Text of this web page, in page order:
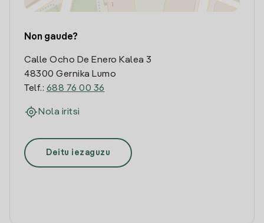
Non gaude?
Calle Ocho De Enero Kalea 3
48300 Gernika Lumo
Telf.: 688 76 00 36
Nola iritsi
Deitu iezaguzu